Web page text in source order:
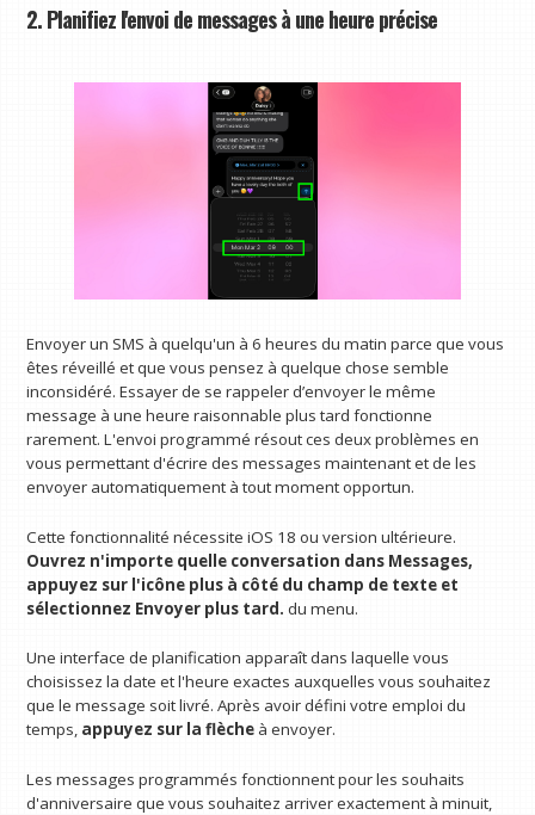
2. Planifiez l'envoi de messages à une heure précise
Envoyer un SMS à quelqu'un à 6 heures du matin parce que vous
êtes réveillé et que vous pensez à quelque chose semble
inconsidéré. Essayer de se rappeler d’envoyer le même
message à une heure raisonnable plus tard fonctionne
rarement. L'envoi programmé résout ces deux problèmes en
vous permettant d'écrire des messages maintenant et de les
envoyer automatiquement à tout moment opportun.
Cette fonctionnalité nécessite iOS 18 ou version ultérieure.
Ouvrez n'importe quelle conversation dans Messages,
appuyez sur l'icône plus à côté du champ de texte et
sélectionnez Envoyer plus tard. du menu.
Une interface de planification apparaît dans laquelle vous
choisissez la date et l'heure exactes auxquelles vous souhaitez
que le message soit livré. Après avoir défini votre emploi du
temps, appuyez sur la flèche à envoyer.
Les messages programmés fonctionnent pour les souhaits
d'anniversaire que vous souhaitez arriver exactement à minuit,